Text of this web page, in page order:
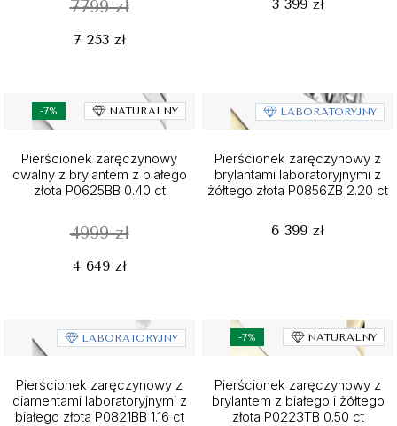
7799 zł
7 253 zł
3 399 zł
-7% NATURALNY
Pierścionek zaręczynowy
owalny z brylantem z białego
złota P0625BB 0.40 ct
4999 zł
4 649 zł
LABORATORYJNY
Pierścionek zaręczynowy z
brylantami laboratoryjnymi z
żółtego złota P0856ZB 2.20 ct
6 399 zł
LABORATORYJNY
Pierścionek zaręczynowy z
diamentami laboratoryjnymi z
białego złota P0821BB 1.16 ct
-7% NATURALNY
Pierścionek zaręczynowy z
brylantem z białego i żółtego
złota P0223TB 0.50 ct